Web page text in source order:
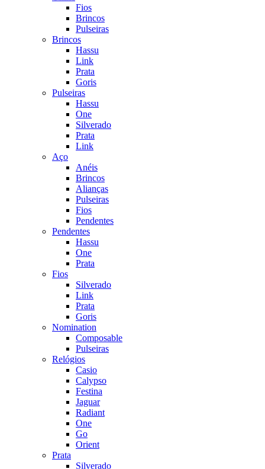
Fios
Brincos
Pulseiras
Brincos
Hassu
Link
Prata
Goris
Pulseiras
Hassu
One
Silverado
Prata
Link
Aço
Anéis
Brincos
Alianças
Pulseiras
Fios
Pendentes
Pendentes
Hassu
One
Prata
Fios
Silverado
Link
Prata
Goris
Nomination
Composable
Pulseiras
Relógios
Casio
Calypso
Festina
Jaguar
Radiant
One
Go
Orient
Prata
Silverado